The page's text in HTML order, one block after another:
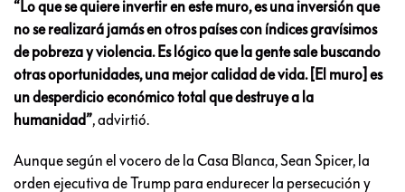
“Lo que se quiere invertir en este muro, es una inversión que
no se realizará jamás en otros países con índices gravísimos
de pobreza y violencia. Es lógico que la gente sale buscando
otras oportunidades, una mejor calidad de vida. [El muro] es
un desperdicio económico total que destruye a la
humanidad”, advirtió.
Aunque según el vocero de la Casa Blanca, Sean Spicer, la
orden ejecutiva de Trump para endurecer la persecución y